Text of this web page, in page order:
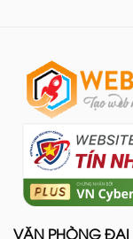
VĂN PHÒNG ĐẠI